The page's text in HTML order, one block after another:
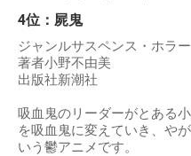
4位：屍鬼
ジャンルサスペンス・ホラー
著者小野不由美
出版社新潮社
吸血鬼のリーダーがとある
を吸血鬼に変えていき、や
いう鬱アニメです。